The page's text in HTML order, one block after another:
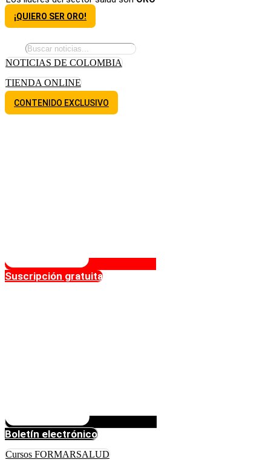
¡QUIERO SER ORO!
NOTICIAS DE COLOMBIA
TIENDA ONLINE
CONTENIDO EXCLUSIVO
Suscripción gratuita
Boletín electrónico
Cursos FORMARSALUD